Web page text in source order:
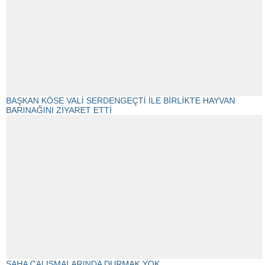
BAŞKAN KÖSE VALİ SERDENGEÇTİ İLE BİRLİKTE HAYVAN
BARINAĞINI ZİYARET ETTİ